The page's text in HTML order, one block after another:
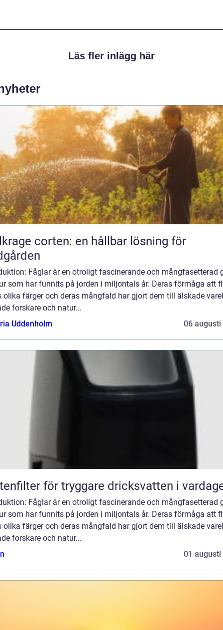
Läs fler inlägg här
corten: en hållbar lösning för
Fåglar är en otroligt fascinerande och mångfasetterad
som har funnits på jorden i miljontals år. Deras förmåga att
olika färger och deras mångfald har gjort dem till älskade
forskare och natur...
Uddenholm
06 augusti
för tryggare dricksvatten i
Fåglar är en otroligt fascinerande och mångfasetterad
som har funnits på jorden i miljontals år. Deras förmåga att
olika färger och deras mångfald har gjort dem till älskade
forskare och natur...
01 augusti